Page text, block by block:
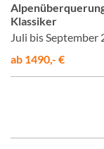
Klassiker
Juli bis September
ab 1490,- €